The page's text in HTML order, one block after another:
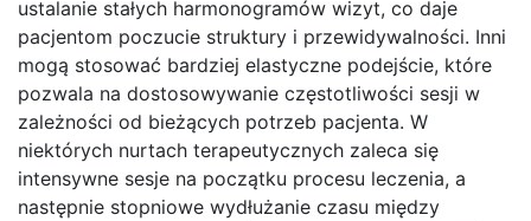
ustalanie stałych harmonogramów wizyt, co daje
pacjentom poczucie struktury i przewidywalności. Inni
mogą stosować bardziej elastyczne podejście, które
pozwala na dostosowywanie częstotliwości sesji w
zależności od bieżących potrzeb pacjenta. W
niektórych nurtach terapeutycznych zaleca się
intensywne sesje na początku procesu leczenia, a
następnie stopniowe wydłużanie czasu między